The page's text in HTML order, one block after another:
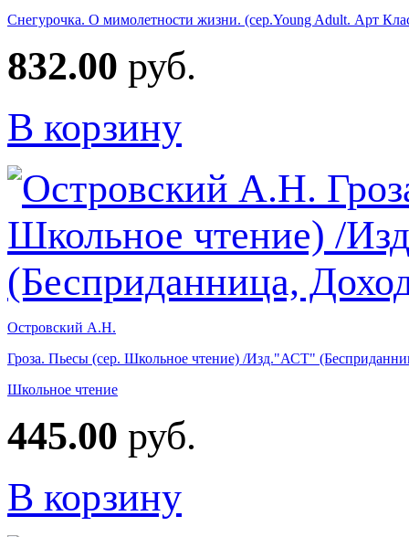
Снегурочка. О мимолетности жизни. (сер.Young Adult. Арт
832.00 руб.
В корзину
Островский А.Н.
Гроза. Пьесы (сер. Школьное чтение) /Изд."АСТ"
Школьное чтение
445.00 руб.
В корзину